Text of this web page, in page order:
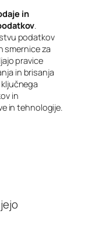
in
podatkov
smernice za
pravice
in brisanja
in
in tehnologije.